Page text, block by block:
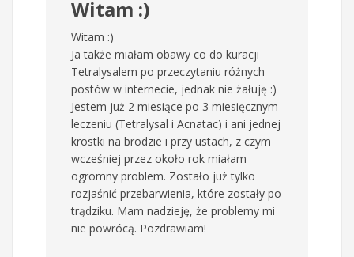
Witam :)
Witam :)
Ja także miałam obawy co do kuracji
Tetralysalem po przeczytaniu różnych
postów w internecie, jednak nie żałuję :)
Jestem już 2 miesiące po 3 miesięcznym
leczeniu (Tetralysal i Acnatac) i ani jednej
krostki na brodzie i przy ustach, z czym
wcześniej przez około rok miałam
ogromny problem. Zostało już tylko
rozjaśnić przebarwienia, które zostały po
trądziku. Mam nadzieję, że problemy mi
nie powrócą. Pozdrawiam!